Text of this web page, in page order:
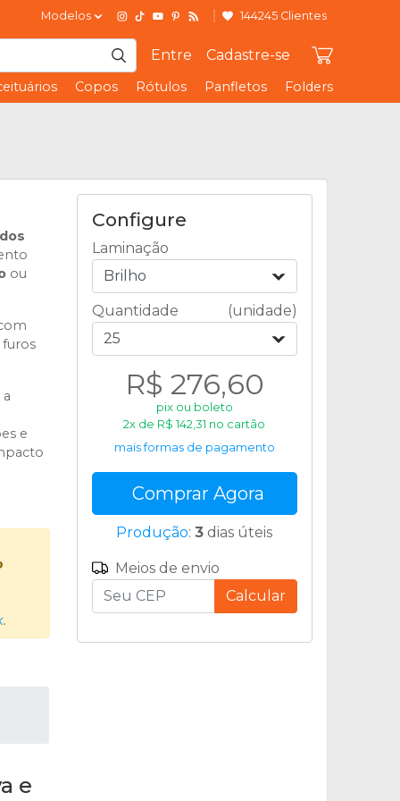
Modelos 144245 Clientes
Entre Cadastre-se
Copos Rótulos Panfletos Folders
ou
furos
e
.
e
Configure
Laminação
Brilho
Quantidade
(unidade)
25
R$ 276,60
pix ou boleto
2x de R$ 142,31 no cartão
mais formas de pagamento
Comprar Agora
Produção:3 dias úteis
Meios de envio
Calcular